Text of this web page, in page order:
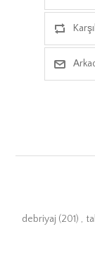
debriyaj (201) ,